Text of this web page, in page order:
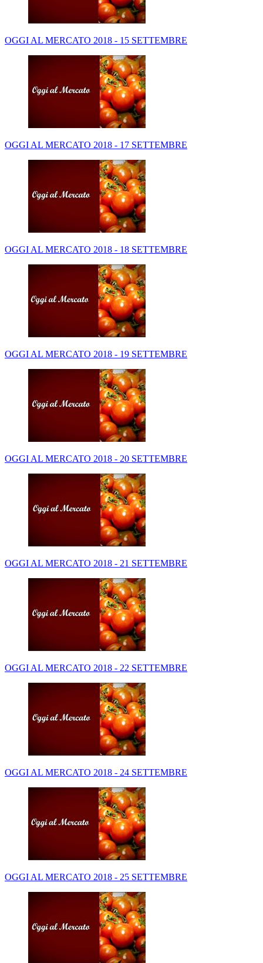
OGGI AL MERCATO 2018 - 15 SETTEMBRE
OGGI AL MERCATO 2018 - 17 SETTEMBRE
OGGI AL MERCATO 2018 - 18 SETTEMBRE
OGGI AL MERCATO 2018 - 19 SETTEMBRE
OGGI AL MERCATO 2018 - 20 SETTEMBRE
OGGI AL MERCATO 2018 - 21 SETTEMBRE
OGGI AL MERCATO 2018 - 22 SETTEMBRE
OGGI AL MERCATO 2018 - 24 SETTEMBRE
OGGI AL MERCATO 2018 - 25 SETTEMBRE